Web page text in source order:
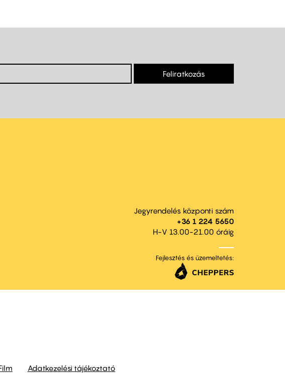
Feliratkozás
Jegyrendelés központi szám
+36 1 224 5650
H-V 13.00-21.00 óráig
Fejlesztés és üzemeltetés:
Adatkezelési tájékoztató